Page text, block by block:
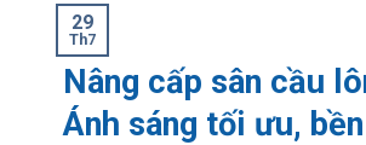
29
Th7
Nâng cấp sân cầu
Ánh sáng tối ưu,